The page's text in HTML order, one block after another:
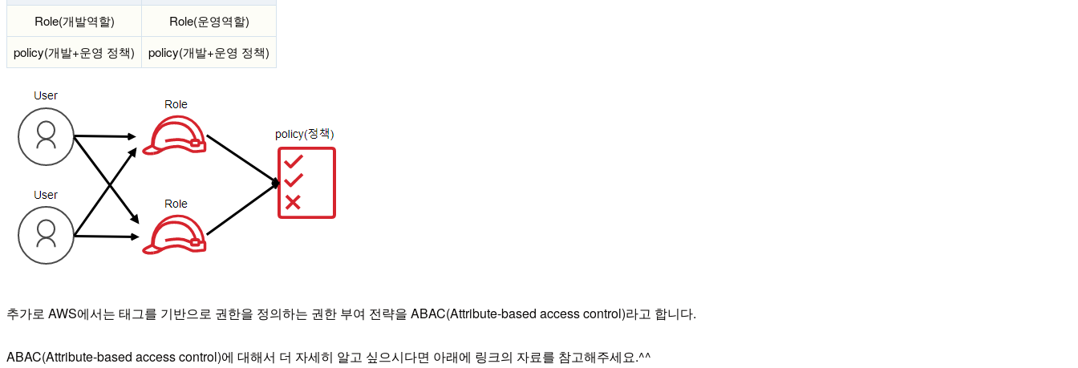
Role(개발역할)
Role(운영역할)
policy(개발+운영 정책)
policy(개발+운영 정책)
추가로 AWS에서는 태그를 기반으로 권한을 정의하는 권한 부여 전략을 ABAC(Attribute-based access control)라고 합니다.
ABAC(Attribute-based access control)에 대해서 더 자세히 알고 싶으시다면 아래에 링크의 자료를 참고해주세요.^^